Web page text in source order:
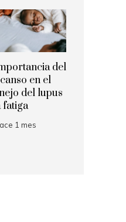
del
en el
del lupus
fatiga
1 mes